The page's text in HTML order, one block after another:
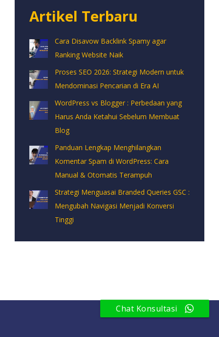
Artikel Terbaru
Cara Disavow Backlink Spamy agar
Ranking Website Naik
Proses SEO 2026: Strategi Modern untuk
Mendominasi Pencarian di Era AI
WordPress vs Blogger : Perbedaan yang
Harus Anda Ketahui Sebelum Membuat
Blog
Panduan Lengkap Menghilangkan
Komentar Spam di WordPress: Cara
Manual & Otomatis Terampuh
Strategi Menguasai Branded Queries GSC :
Mengubah Navigasi Menjadi Konversi
Tinggi
Chat Konsultasi